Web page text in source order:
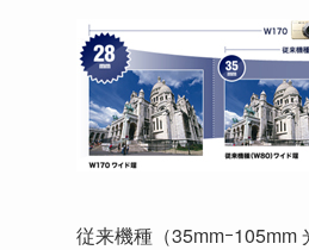
従来機種（35mmｰ105mm